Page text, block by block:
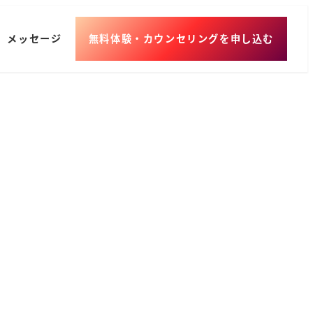
メッセージ 無料体験・カウンセリングを申し込む